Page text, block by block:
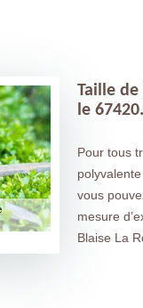
Taille
le 67420.
Pour tous
vous
mesure
Blaise La